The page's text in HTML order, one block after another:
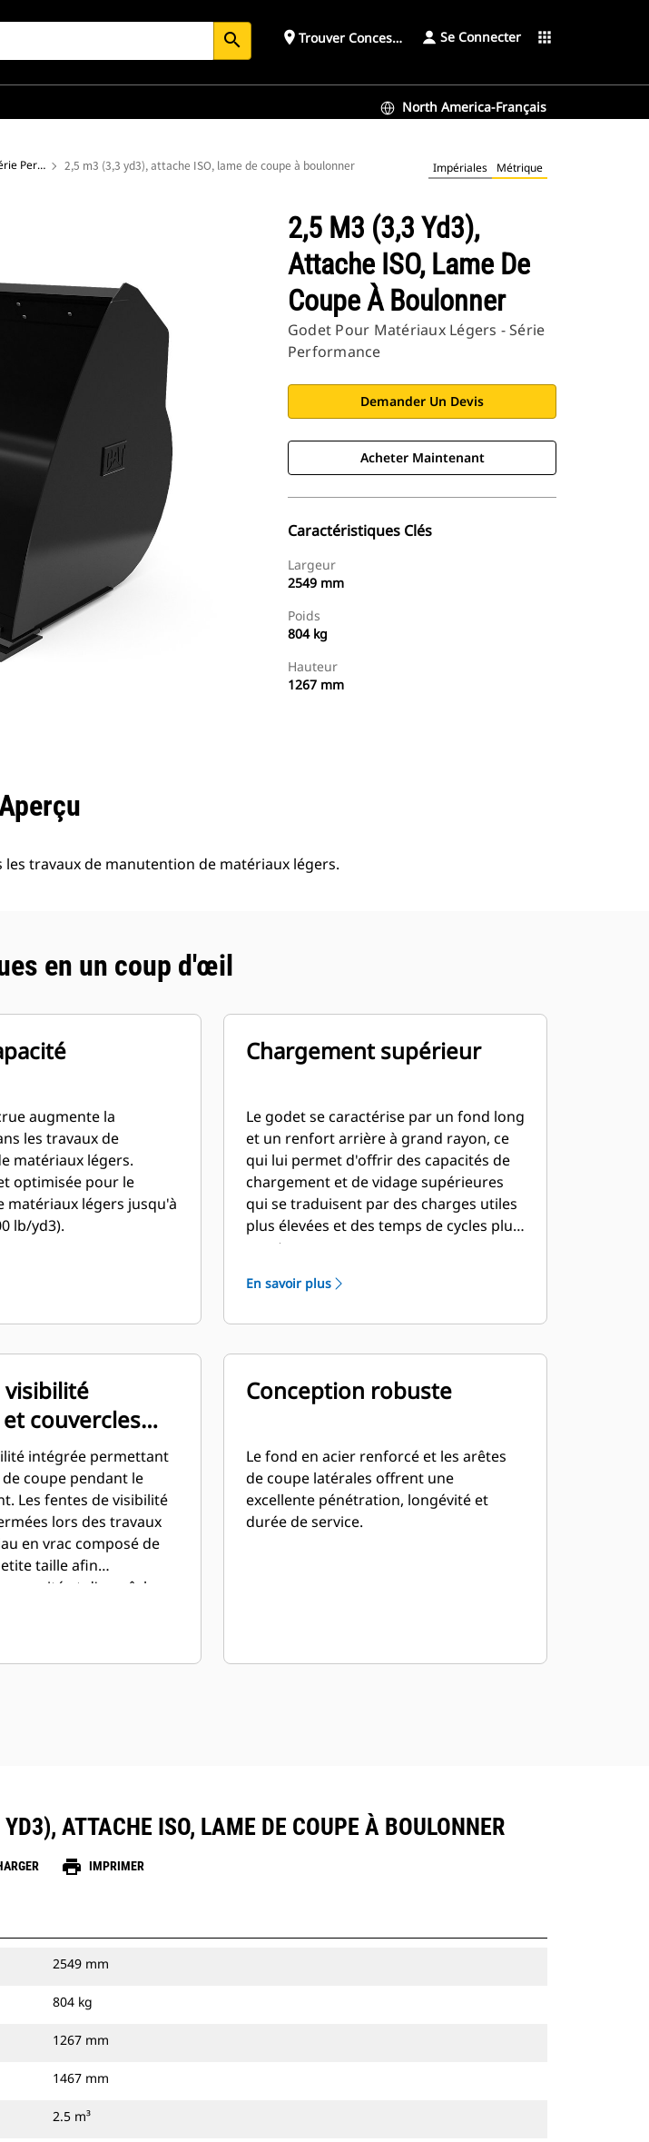
search place Trouver ConcessionnaireSe Connecter apps
North America-Français
Godet pour matériaux légers - Série Performance 2,5 m3 (3,3 yd3), attache ISO, lame de coupe à boulonner Impériales Métrique
2,5 M3 (3,3 Yd3),
Attache ISO, Lame De
Coupe À Boulonner
Godet Pour Matériaux Légers - Série
Performance
Demander Un Devis
Acheter Maintenant
Caractéristiques Clés
Largeur
2549 mm
Poids
804 kg
Hauteur
1267 mm
travaux de manutention de matériaux légers.
en un coup d'œil
augmente la
les travaux de
matériaux légers.
optimisée pour le
matériaux légers jusqu'à
lb/yd3).
Chargement supérieur
Le godet se caractérise par un fond long
et un renfort arrière à grand rayon, ce
qui lui permet d'offrir des capacités de
chargement et de vidage supérieures
qui se traduisent par des charges utiles
plus élevées et des temps de cycles plus
courts.
En savoir plus
visibilité
couvercles
intégrée permettant
coupe pendant le
lors des travaux
en vrac composé de
taille afin
capacité et d'empêcher
Conception robuste
Le fond en acier renforcé et les arêtes
de coupe latérales offrent une
excellente pénétration, longévité et
durée de service.
ATTACHE ISO, LAME DE COUPE À BOULONNER
print IMPRIMER
2549 mm
804 kg
1267 mm
1467 mm
2.5 m³